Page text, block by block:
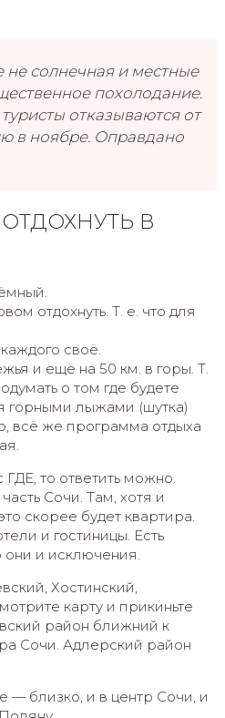
солнечная и местные
похолодание.
отказываются от
в ноябре. Оправдано
В
отдохнуть. Т. е. что для
своё.
и ещё на 50 км. в горы. Т.
о том где будете
горными лыжами (шутка)
всё же программа отдыха
ГДЕ, то ответить можно.
Сочи. Там, хотя и
скорее будет квартира.
и гостиницы. Есть
они и исключения.
Хостинский,
карту и прикиньте
район ближний к
Сочи. Адлерский район
— близко, и в центр Сочи, и